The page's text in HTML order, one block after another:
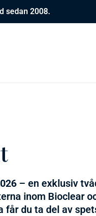
sedan 2008.
– en exklusiv
inom Bioclear
får du ta del av